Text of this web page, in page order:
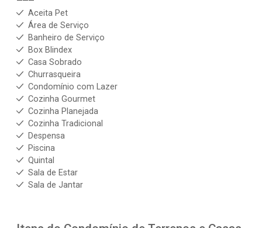
Aceita Pet
Área de Serviço
Banheiro de Serviço
Box Blindex
Casa Sobrado
Churrasqueira
Condomínio com Lazer
Cozinha Gourmet
Cozinha Planejada
Cozinha Tradicional
Despensa
Piscina
Quintal
Sala de Estar
Sala de Jantar